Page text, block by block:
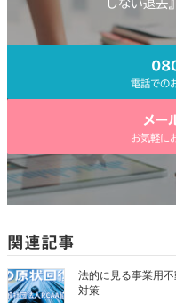
しない退去
電話での
メー
お気軽に
関連記事
法的に見る事業用
対策